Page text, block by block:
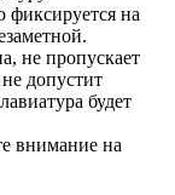
фиксируется на
не пропускает
допустит
будет
внимание на